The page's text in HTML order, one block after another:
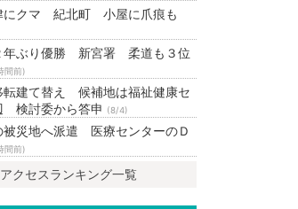
にクマ 紀北町 小屋に爪痕も
年ぶり優勝 新宮署 柔道も３位
間前)
転建て替え 候補地は福祉健康セ
検討委から答申
(8/4)
被災地へ派遣 医療センターのＤ
間前)
アクセスランキング一覧